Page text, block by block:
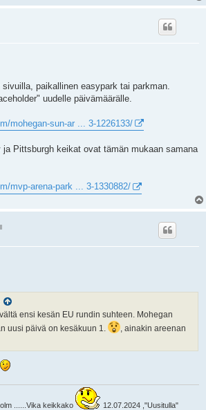
sivuilla, paikallinen easypark tai parkman.
uudelle päivämäärälle.
mohegan-sun-ar ... 3-1226133/
ja Pittsburgh keikat ovat tämän mukaan samana
mvp-arena-park ... 3-1330882/
ensi kesän EU rundin suhteen. Mohegan
uusi päivä on kesäkuun 1.
, ainakin areenan
......Vika keikkako
12.07.2024 ,"Uusitulla"